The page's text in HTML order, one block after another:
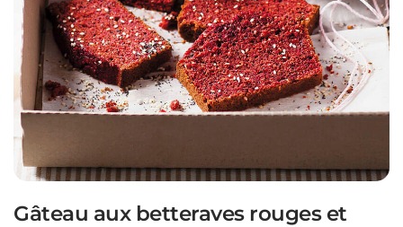
Gâteau aux betteraves rouges et